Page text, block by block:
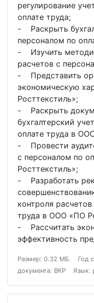
регулирование
оплате труда;
- Раскрыть
персоналом по
- Изучить
расчетов с
- Представить
экономическую
Росттекстиль»;
- Раскрыть
бухгалтерский
оплате труда в
- Провести
с персоналом по
Росттекстиль»;
- Разработать
контроля
труда в ООО «ПО
- Рассчитать
эффективность
Размер: 0.32 МБ. Год
документа: ВКР
Язык: